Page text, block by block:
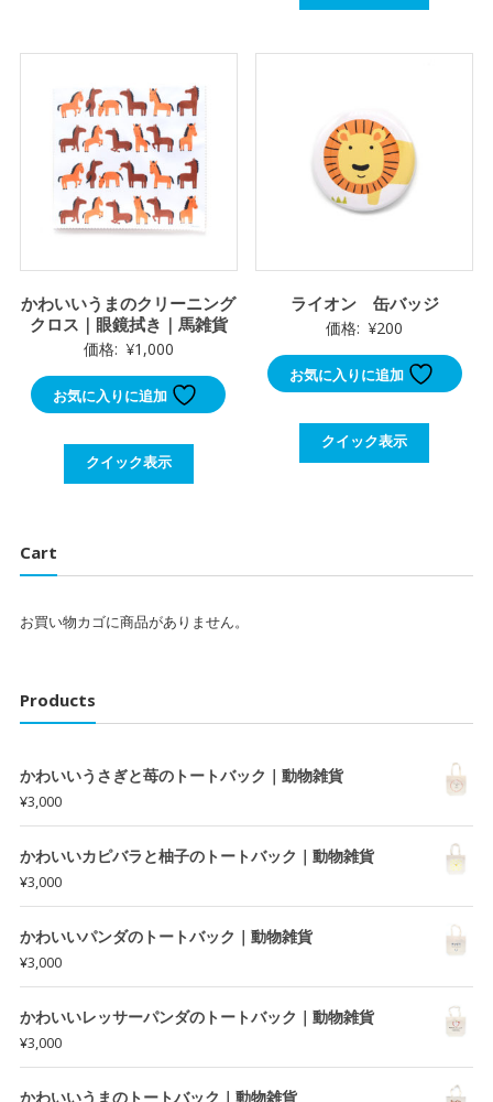
かわいいうまのクリーニング
クロス｜眼鏡拭き｜馬雑貨
価格: ¥1,000
お気に入りに追加
クイック表示
ライオン 缶バッジ
価格: ¥200
お気に入りに追加
クイック表示
Cart
お買い物カゴに商品がありません。
Products
かわいいうさぎと苺のトートバック｜動物雑貨
¥3,000
かわいいカピバラと柚子のトートバック｜動物雑貨
¥3,000
かわいいパンダのトートバック｜動物雑貨
¥3,000
かわいいレッサーパンダのトートバック｜動物雑貨
¥3,000
かわいいうまのトートバック｜動物雑貨